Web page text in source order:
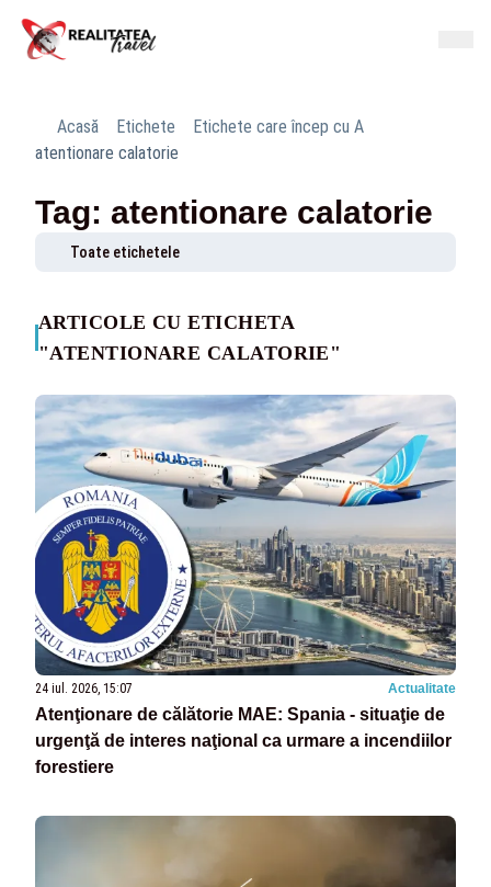
Acasă Etichete
Etichete care încep cu A
atentionare calatorie
Tag: atentionare calatorie
Toate etichetele
ARTICOLE CU ETICHETA
"ATENTIONARE CALATORIE"
24 iul. 2026, 15:07 Actualitate
Atenţionare de călătorie MAE: Spania - situaţie de
urgenţă de interes naţional ca urmare a incendiilor
forestiere